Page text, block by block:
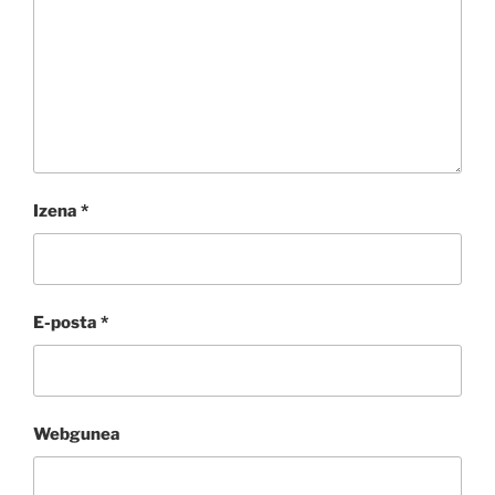
Izena *
E-posta *
Webgunea